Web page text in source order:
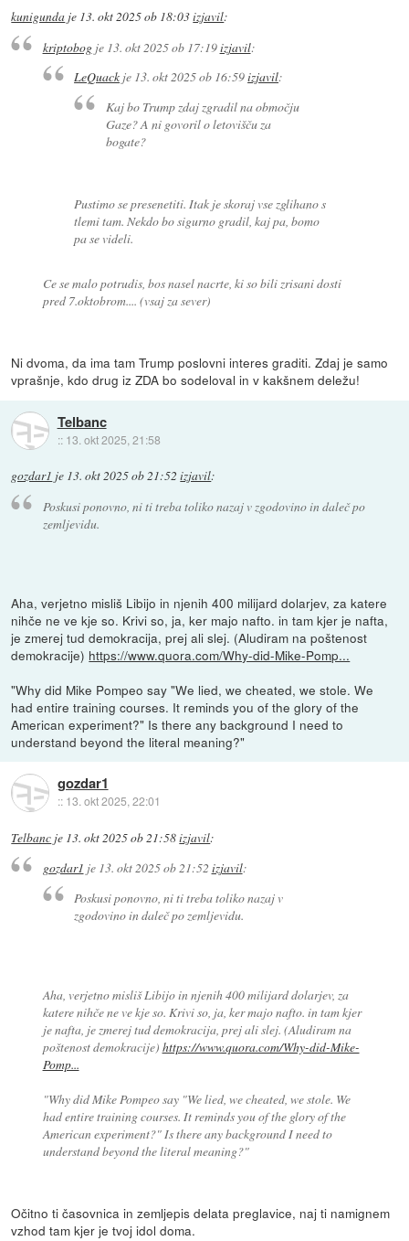
kunigunda je 13. okt 2025 ob 18:03izjavil:
kriptobogje 13. okt 2025 ob 17:19izjavil:
LeQuack je 13. okt 2025 ob 16:59izjavil:
Kaj bo Trump zdaj zgradil na območju
Gaze? A ni govoril o letovišču za
bogate?
Pustimo se presenetiti. Itak je skoraj vse zglihano s
tlemi tam. Nekdo bo sigurno gradil, kaj pa, bomo
pa se videli.
Ce se malo potrudis, bos nasel nacrte, ki so bili zrisani dosti
pred 7.oktobrom.... (vsaj za sever)
Ni dvoma, da ima tam Trump poslovni interes graditi. Zdaj je samo
vprašnje, kdo drug iz ZDA bo sodeloval in v kakšnem deležu!
Telbanc
:: 13. okt 2025, 21:58
gozdar1 je 13. okt 2025 ob 21:52 izjavil:
Poskusi ponovno, ni ti treba toliko nazaj v zgodovino in daleč po
zemljevidu.
Aha, verjetno misliš Libijo in njenih 400 milijard dolarjev, za katere
nihče ne ve kje so. Krivi so, ja, ker majo nafto. in tam kjer je nafta,
je zmerej tud demokracija, prej ali slej. (Aludiram na poštenost
demokracije) https://www.quora.com/Why-did-Mike-Pomp...
"Why did Mike Pompeo say "We lied, we cheated, we stole. We
had entire training courses. It reminds you of the glory of the
American experiment?" Is there any background I need to
understand beyond the literal meaning?"
gozdar1
:: 13. okt 2025, 22:01
Telbanc je 13. okt 2025 ob 21:58izjavil:
gozdar1 je 13. okt 2025 ob 21:52 izjavil:
Poskusi ponovno, ni ti treba toliko nazaj v
zgodovino in daleč po zemljevidu.
Aha, verjetno misliš Libijo in njenih 400 milijard dolarjev, za
katere nihče ne ve kje so. Krivi so, ja, ker majo nafto. in tam kjer
je nafta, je zmerej tud demokracija, prej ali slej. (Aludiram na
poštenost demokracije) https://www.quora.com/Why-did-Mike-
Pomp...
"Why did Mike Pompeo say "We lied, we cheated, we stole. We
had entire training courses. It reminds you of the glory of the
American experiment?" Is there any background I need to
understand beyond the literal meaning?"
Očitno ti časovnica in zemljepis delata preglavice, naj ti namignem
vzhod tam kjer je tvoj idol doma.